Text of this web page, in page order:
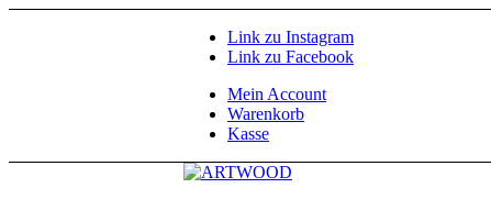
Link zu Instagram
Link zu Facebook
Mein Account
Warenkorb
Kasse